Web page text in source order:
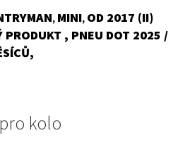
, MINI, OD 2017 (II)
PRODUKT , PNEU DOT 2025 /
kolo